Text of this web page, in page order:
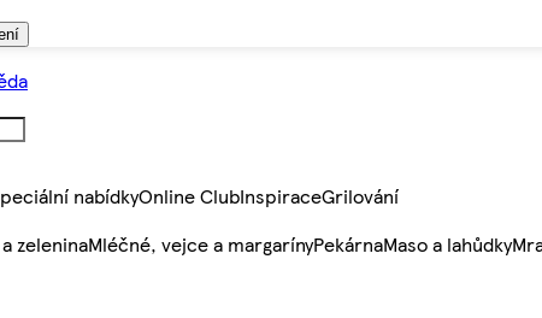
nabídkyOnline ClubInspiraceGrilování
zeleninaMléčné, vejce a margarínyPekárnaMaso a lahůdky